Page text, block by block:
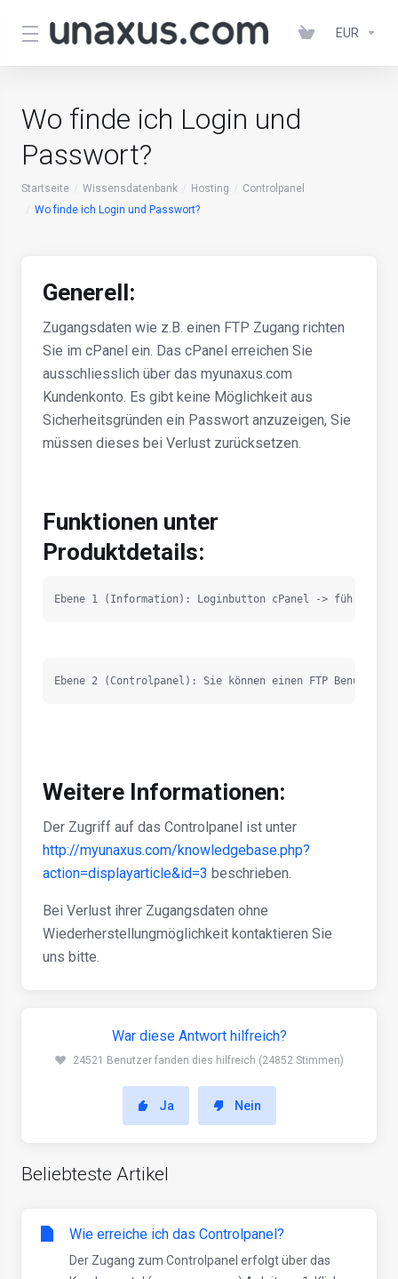
EUR
Wo finde ich Login und
Passwort?
Startseite Wissensdatenbank Hosting
Controlpanel
Wo finde ich Login und Passwort?
Generell:
Zugangsdaten wie z.B. einen FTP Zugang richten
Sie im cPanel ein. Das cPanel erreichen Sie
ausschliesslich über das myunaxus.com
Kundenkonto. Es gibt keine Möglichkeit aus
Sicherheitsgründen ein Passwort anzuzeigen, Sie
müssen dieses bei Verlust zurücksetzen.
Funktionen unter
Produktdetails:
Ebene 1 (Information): Loginbutton cPanel -> führt
Ebene 2 (Controlpanel): Sie können einen FTP
Weitere Informationen:
Der Zugriff auf das Controlpanel ist unter
http://myunaxus.com/knowledgebase.php?
action=displayarticle&id=3 beschrieben.
Bei Verlust ihrer Zugangsdaten ohne
Wiederherstellungmöglichkeit kontaktieren Sie
uns bitte.
War diese Antwort hilfreich?
24521 Benutzer fanden dies hilfreich (24852 Stimmen)
Ja Nein
Beliebteste Artikel
Wie erreiche ich das Controlpanel?
Der Zugang zum Controlpanel erfolgt über das